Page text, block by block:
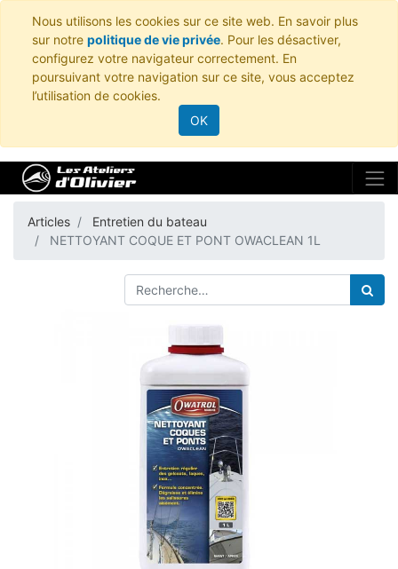
Nous utilisons les cookies sur ce site web. En savoir plus
sur notre politique de vie privée. Pour les désactiver,
configurez votre navigateur correctement. En
poursuivant votre navigation sur ce site, vous acceptez
l’utilisation de cookies.
OK
Articles
Entretien du bateau
NETTOYANT COQUE ET PONT OWACLEAN 1L